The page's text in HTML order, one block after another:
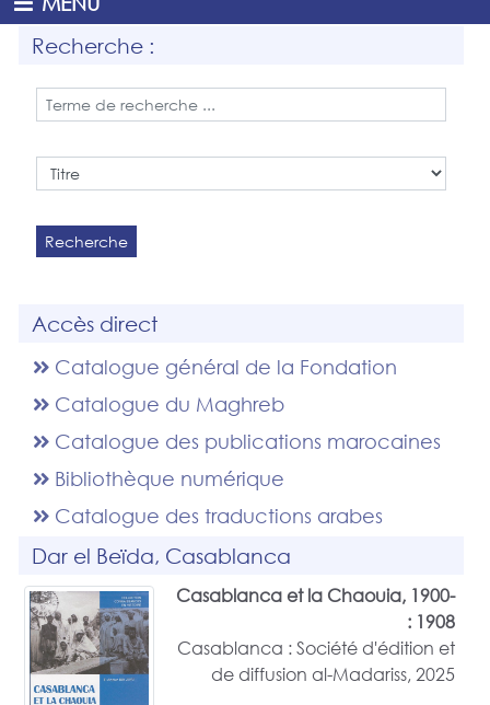
Recherche :
Recherche
Accès direct
Catalogue général de la Fondation
Catalogue du Maghreb
Catalogue des publications marocaines
Bibliothèque numérique
Catalogue des traductions arabes
Dar el Beïda, Casablanca
Casablanca et la Chaouia, 1900-
1908 :
Casablanca : Société d'édition et
de diffusion al-Madariss, 2025